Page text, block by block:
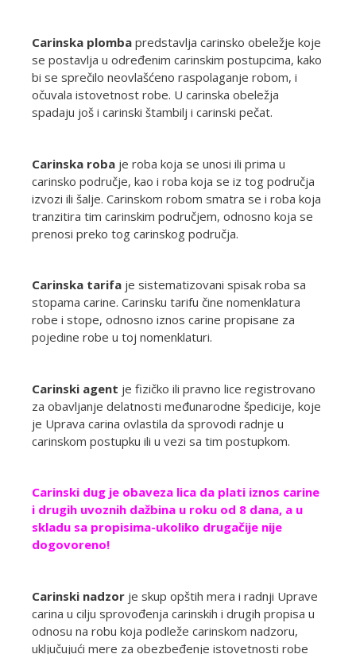
Carinska plomba predstavlja carinsko obeležje koje
se postavlja u određenim carinskim postupcima, kako
bi se sprečilo neovlašćeno raspolaganje robom, i
očuvala istovetnost robe. U carinska obeležja
spadaju još i carinski štambilj i carinski pečat.
Carinska roba je roba koja se unosi ili prima u
carinsko područje, kao i roba koja se iz tog područja
izvozi ili šalje. Carinskom robom smatra se i roba koja
tranzitira tim carinskim područjem, odnosno koja se
prenosi preko tog carinskog područja.
Carinska tarifa je sistematizovani spisak roba sa
stopama carine. Carinsku tarifu čine nomenklatura
robe i stope, odnosno iznos carine propisane za
pojedine robe u toj nomenklaturi.
Carinski agent je fizičko ili pravno lice registrovano
za obavljanje delatnosti međunarodne špedicije, koje
je Uprava carina ovlastila da sprovodi radnje u
carinskom postupku ili u vezi sa tim postupkom.
Carinski dug je obaveza lica da plati iznos carine
i drugih uvoznih dažbina u roku od 8 dana, a u
skladu sa propisima-ukoliko drugačije nije
dogovoreno!
Carinski nadzor je skup opštih mera i radnji Uprave
carina u cilju sprovođenja carinskih i drugih propisa u
odnosu na robu koja podleže carinskom nadzoru,
uključujući mere za obezbeđenje istovetnosti robe